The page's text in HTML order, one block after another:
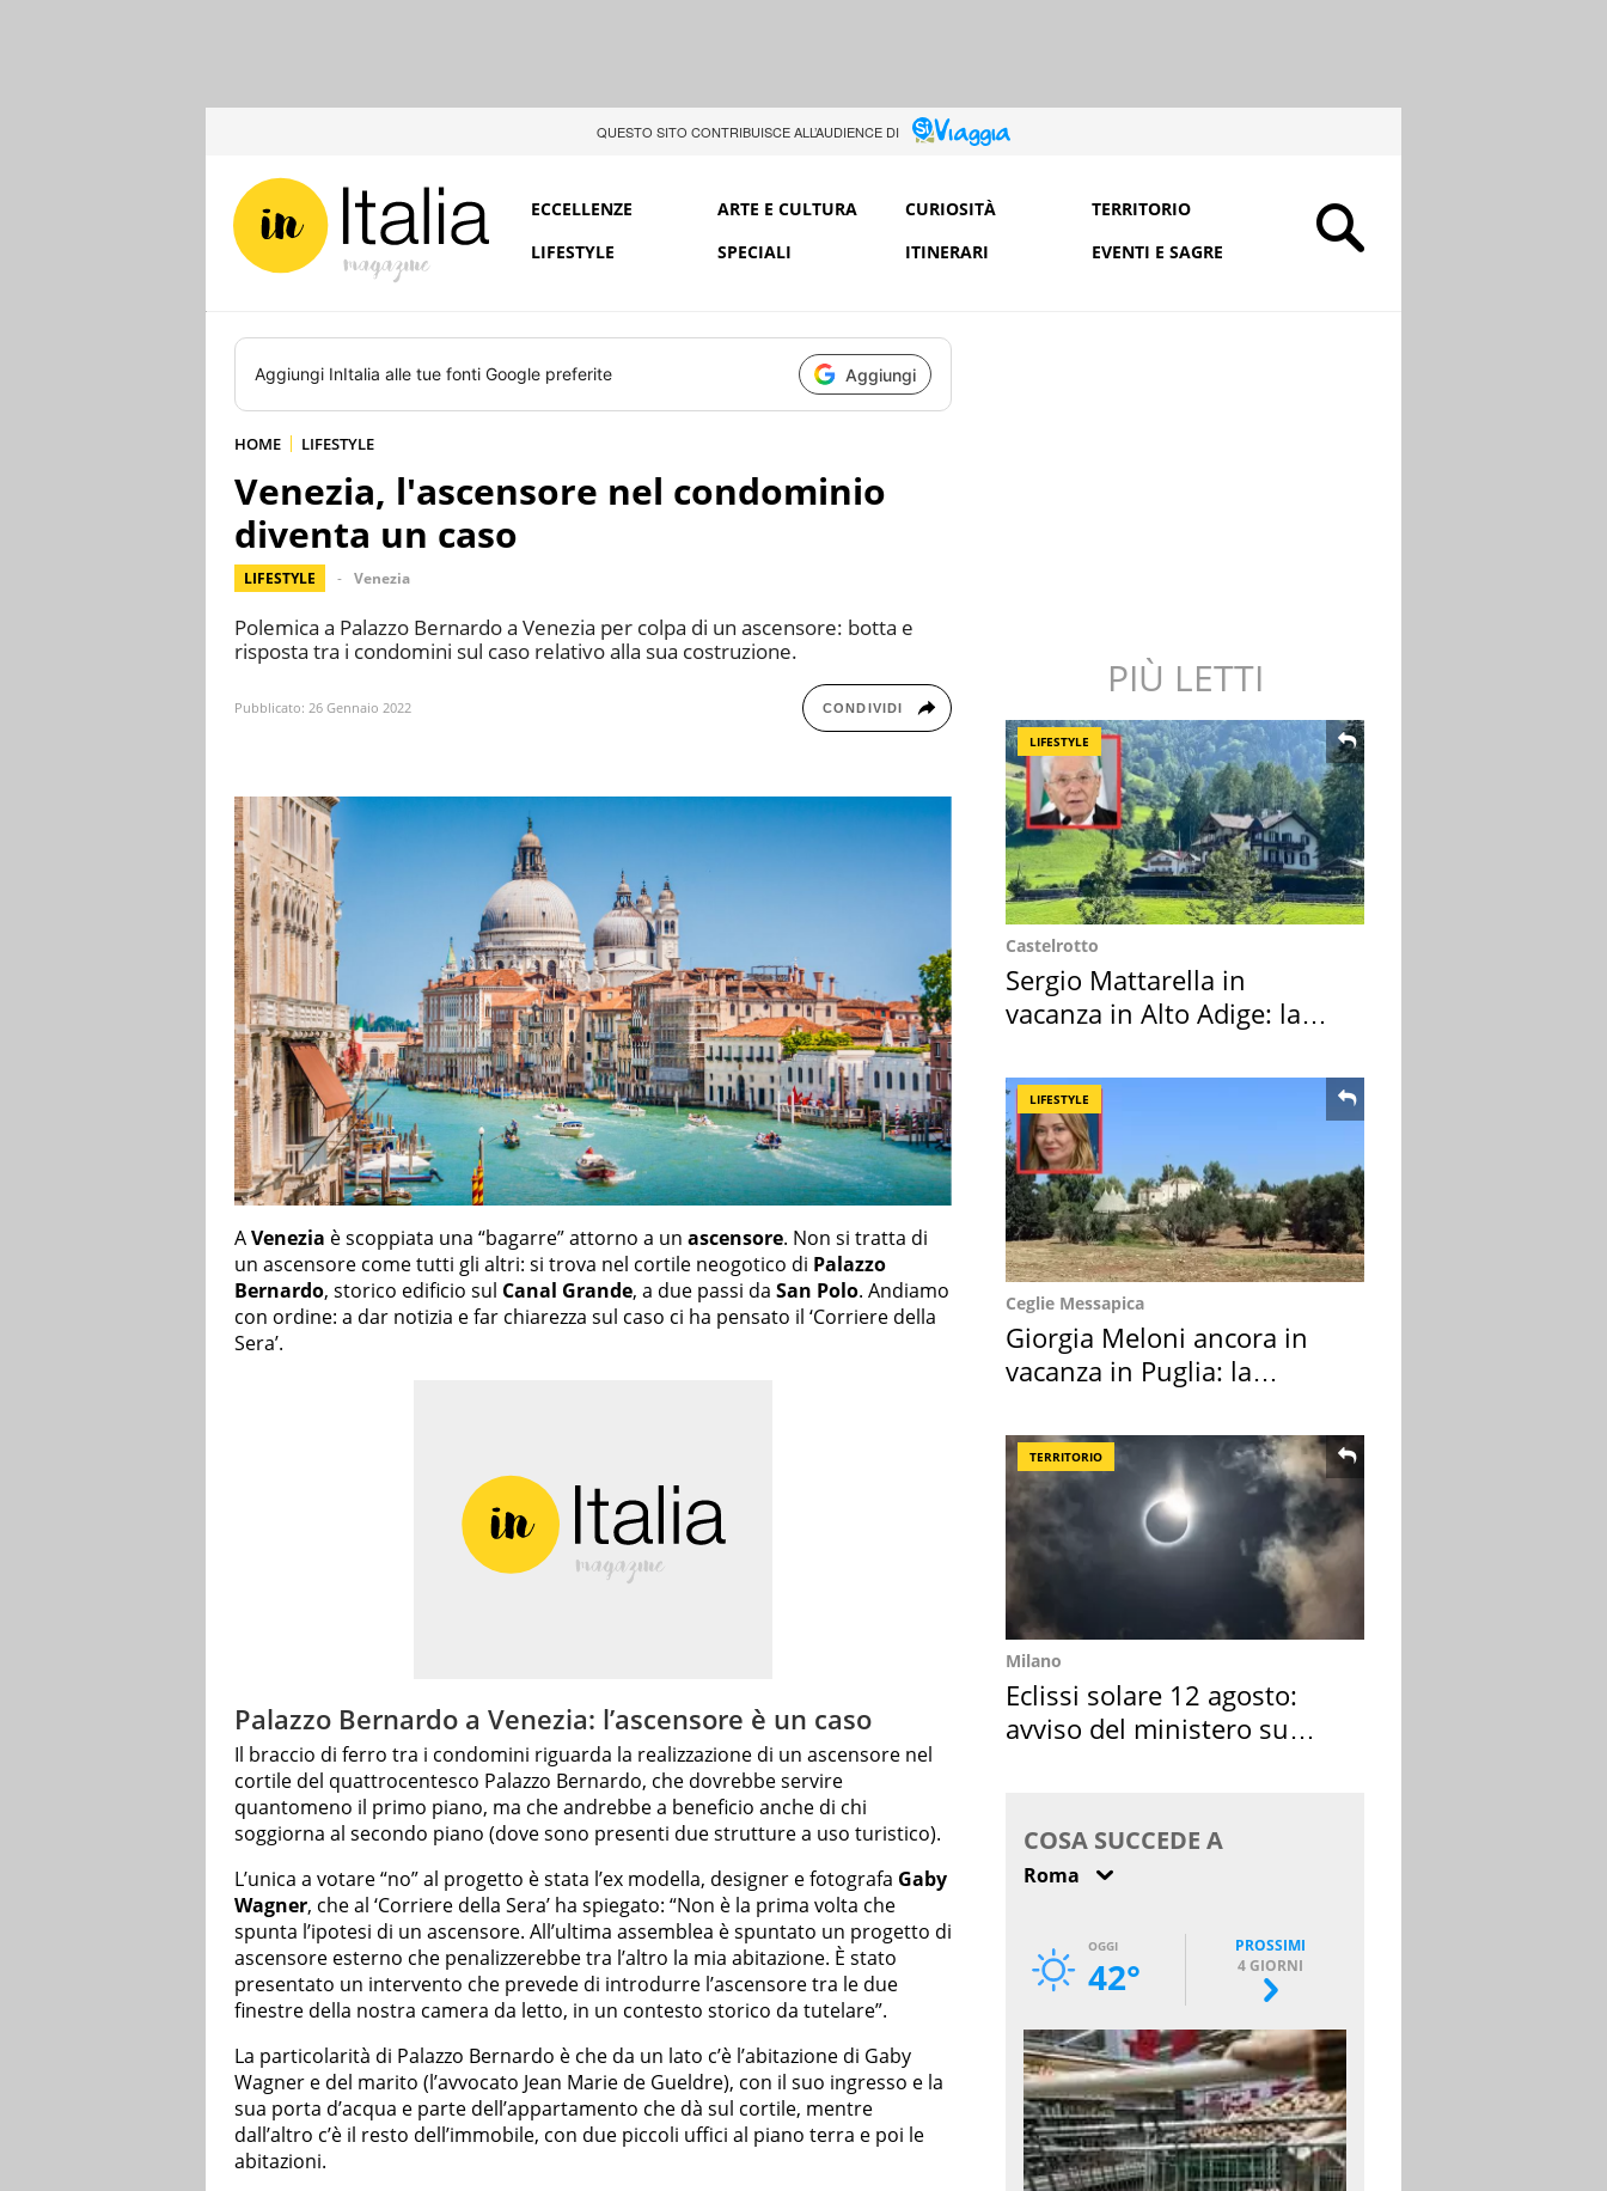
QUESTO SITO CONTRIBUISCE ALL’AUDIENCE DI
ECCELLENZE ARTE E CULTURA CURIOSITÀ
TERRITORIO
LIFESTYLE
SPECIALI ITINERARI EVENTI E SAGRE
Aggiungi InItalia alle tue fonti Google preferite Aggiungi
HOME LIFESTYLE
Venezia, l'ascensore nel condominio
diventa un caso
LIFESTYLE Venezia
Polemica a Palazzo Bernardo a Venezia per colpa di un ascensore: botta e
risposta tra i condomini sul caso relativo alla sua costruzione.
Pubblicato: 26 Gennaio 2022 CONDIVIDI
AVenezia è scoppiata una “bagarre” attorno a un ascensore. Non si tratta di
un ascensore come tutti gli altri: si trova nel cortile neogotico di Palazzo
Bernardo, storico edificio sul Canal Grande, a due passi da San Polo. Andiamo
con ordine: a dar notizia e far chiarezza sul caso ci ha pensato il ‘Corriere della
Sera’.
Palazzo Bernardo a Venezia: l’ascensore è un caso
Il braccio di ferro tra i condomini riguarda la realizzazione di un ascensore nel
cortile del quattrocentesco Palazzo Bernardo, che dovrebbe servire
quantomeno il primo piano, ma che andrebbe a beneficio anche di chi
soggiorna al secondo piano (dove sono presenti due strutture a uso turistico).
L’unica a votare “no” al progetto è stata l’ex modella, designer e fotografa Gaby
Wagner, che al ‘Corriere della Sera’ ha spiegato: “Non è la prima volta che
spunta l’ipotesi di un ascensore. All’ultima assemblea è spuntato un progetto di
ascensore esterno che penalizzerebbe tra l’altro la mia abitazione. È stato
presentato un intervento che prevede di introdurre l’ascensore tra le due
finestre della nostra camera da letto, in un contesto storico da tutelare”.
La particolarità di Palazzo Bernardo è che da un lato c’è l’abitazione di Gaby
Wagner e del marito (l’avvocato Jean Marie de Gueldre), con il suo ingresso e la
sua porta d’acqua e parte dell’appartamento che dà sul cortile, mentre
dall’altro c’è il resto dell’immobile, con due piccoli uffici al piano terra e poi le
abitazioni.
PIÙ LETTI
LIFESTYLE
Castelrotto
Sergio Mattarella in
vacanza in Alto Adige: la
LIFESTYLE
Ceglie Messapica
Giorgia Meloni ancora in
vacanza in Puglia: la
TERRITORIO
Milano
Eclissi solare 12 agosto:
avviso del ministero su